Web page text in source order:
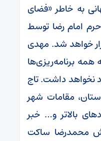
به خاطر «فضای
امام رضا توسط
خواهد شد. مهدی
برنامه‌ریزی‌ها
نخواهد داشت. تاج
مقامات شهر
بالاتر و… خبر
محمدرضا ساکت